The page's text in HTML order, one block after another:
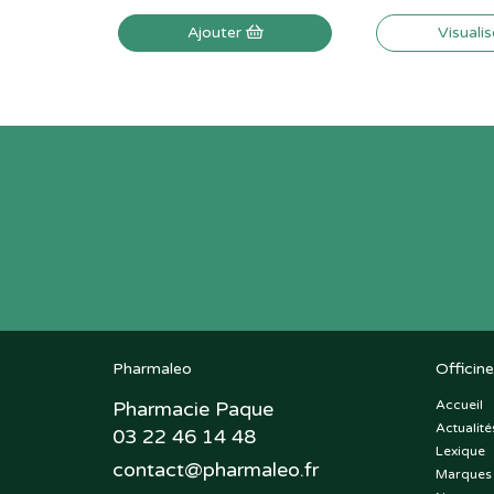
Ajouter
Pharmaleo
Pharmacie Paque
03 22 46 14 48
contact@pharmaleo.fr
Officine
Accueil
Lexique